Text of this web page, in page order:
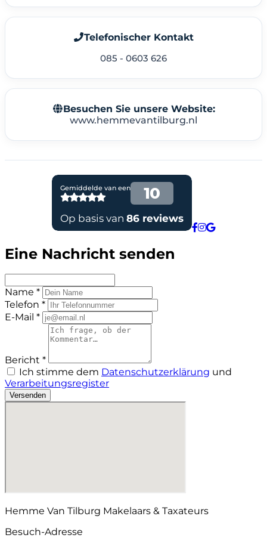
Telefonischer Kontakt
085 - 0603 626
Besuchen Sie unsere Website:
www.hemmevantilburg.nl
Eine Nachricht senden
Name *
Telefon *
E-Mail *
Bericht *
Ich stimme dem Datenschutzerklärung und
Verarbeitungsregister
Versenden
Hemme Van Tilburg Makelaars & Taxateurs
Besuch-Adresse